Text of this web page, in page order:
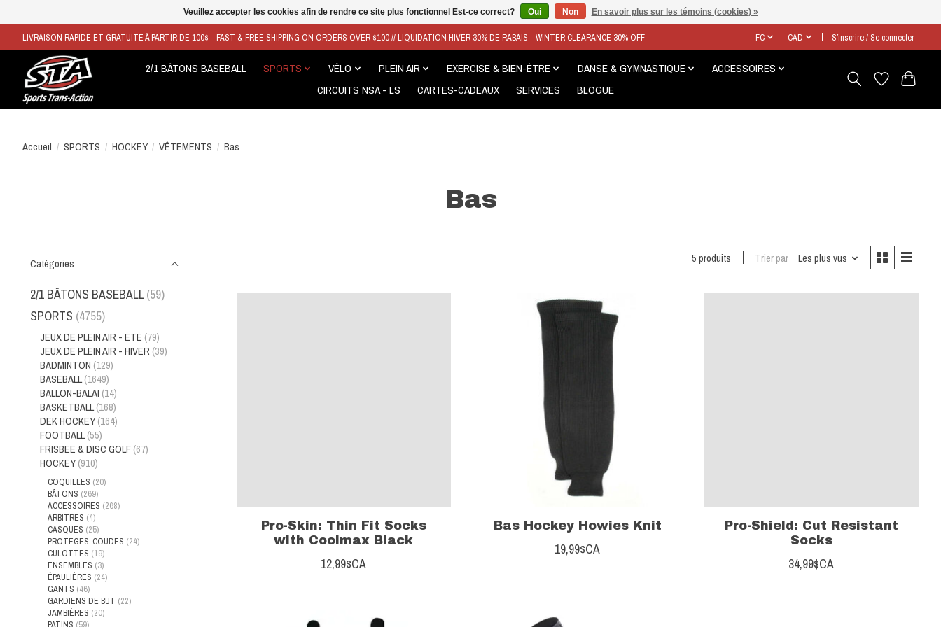
LIVRAISON RAPIDE ET GRATUITE À PARTIR DE 100$ - FAST & FREE SHIPPING ON ORDERS OVER $100 // LIQUIDATION HIVER 30% DE RABAIS - WINTER CLEARANCE 30% OFF FC CAD S’inscrire / Se connecter
2/1 BÂTONS BASEBALL SPORTS VÉLO PLEIN AIR EXERCISE & BIEN-ÊTRE DANSE & GYMNASTIQUE
ACCESSOIRES
CIRCUITS NSA - LS
CARTES-CADEAUX SERVICES BLOGUE
Accueil / SPORTS / HOCKEY / VÊTEMENTS / Bas
Bas
Catégories
2/1 BÂTONS BASEBALL (59)
SPORTS (4755)
JEUX DE PLEIN AIR - ÉTÉ (79)
JEUX DE PLEIN AIR - HIVER (39)
BADMINTON (129)
BASEBALL (1649)
BALLON-BALAI (14)
BASKETBALL (168)
DEK HOCKEY (164)
FOOTBALL (55)
FRISBEE & DISC GOLF (67)
HOCKEY (910)
COQUILLES (20)
BÂTONS (269)
ACCESSOIRES (268)
ARBITRES (4)
CASQUES (25)
PROTÈGES-COUDES (24)
CULOTTES (19)
ENSEMBLES (3)
ÉPAULIÈRES (24)
GANTS (46)
GARDIENS DE BUT (22)
JAMBIÈRES (20)
PATINS (59)
5 produits Trier par Les plus vus
Pro-Skin: Thin Fit Socks
with Coolmax Black
12,99$CA
Bas Hockey Howies Knit
19,99$CA
Pro-Shield: Cut Resistant
Socks
34,99$CA
Veuillez accepter les cookies afin de rendre ce site plus fonctionnel Est-ce correct? Oui Non En savoir plus sur les témoins (cookies) »